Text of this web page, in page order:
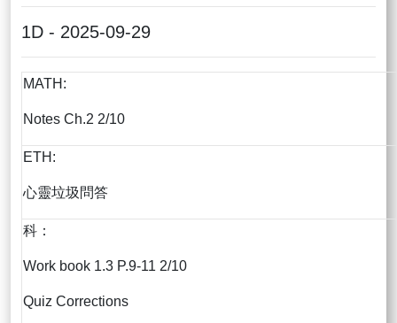
1D - 2025-09-29
MATH:
Notes Ch.2 2/10
ETH:
心靈垃圾問答
科：
Work book 1.3 P.9-11 2/10
Quiz Corrections